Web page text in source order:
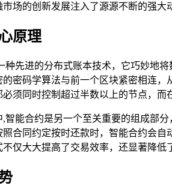
场的创新发展注入了源源不断的强大
原理
种先进的分布式账本技术，它巧妙地将
密码学算法与前一个区块紧密相连
须同时控制超过半数以上的节点，
智能合约是另一个至关重要的组成部
合同约定按时还款时，智能合约会
仅大大提高了交易效率，还显著降